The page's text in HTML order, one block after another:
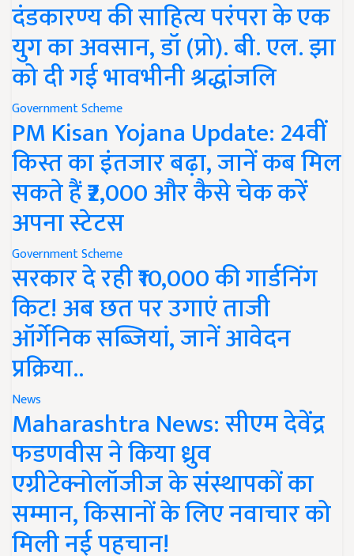
दंडकारण्य की साहित्य परंपरा के एक
युग का अवसान, डॉ (प्रो). बी. एल. झा
को दी गई भावभीनी श्रद्धांजलि
Government Scheme
PM Kisan Yojana Update: 24वीं
किस्त का इंतजार बढ़ा, जानें कब मिल
सकते हैं ₹2,000 और कैसे चेक करें
अपना स्टेटस
Government Scheme
सरकार दे रही ₹10,000 की गार्डनिंग
किट! अब छत पर उगाएं ताजी
ऑर्गेनिक सब्जियां, जानें आवेदन
प्रक्रिया..
News
Maharashtra News: सीएम देवेंद्र
फडणवीस ने किया ध्रुव
एग्रीटेक्नोलॉजीज के संस्थापकों का
सम्मान, किसानों के लिए नवाचार को
मिली नई पहचान!